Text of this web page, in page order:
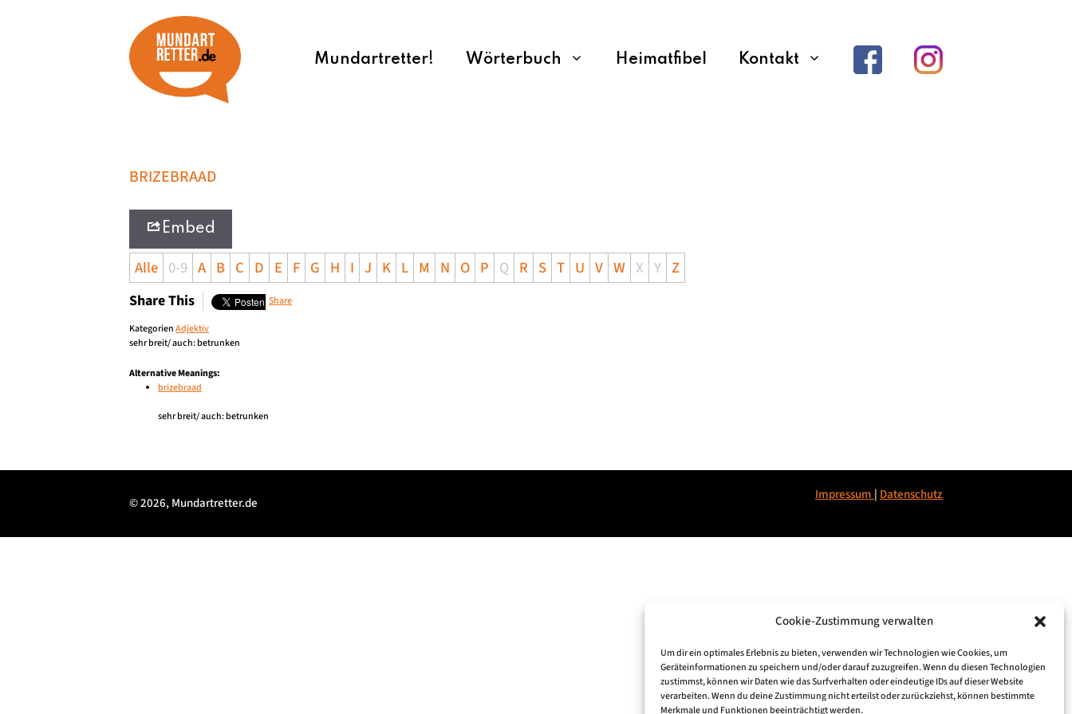
Cookie-Zustimmung verwalten
Um dir ein optimales Erlebnis zu bieten, verwenden wir Technologien wie Cookies, um
Geräteinformationen zu speichern und/oder darauf zuzugreifen. Wenn du diesen Technologien
zustimmst, können wir Daten wie das Surfverhalten oder eindeutige IDs auf dieser Website
verarbeiten. Wenn du deine Zustimmung nicht erteilst oder zurückziehst, können bestimmte
Merkmale und Funktionen beeinträchtigt werden.
Mundartretter! Wörterbuch Heimatfibel Kontakt
BRIZEBRAAD
Embed
Alle 0-9 A B C D E F G H I J K L M N O P Q R S T U V W X Y Z
Share This Share
KategorienAdjektiv
sehr breit/ auch: betrunken
Alternative Meanings:
brizebraad
sehr breit/ auch: betrunken
Impressum | Datenschutz
© 2026, Mundartretter.de